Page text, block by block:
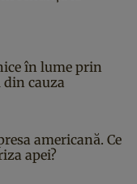
în lume prin
cauza
americană. Ce
apei?